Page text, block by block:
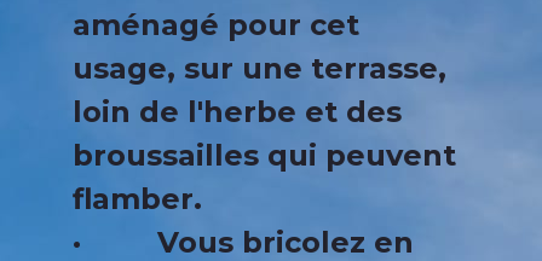
aménagé pour cet
usage, sur une terrasse,
loin de l'herbe et des
broussailles qui peuvent
flamber.
· Vous bricolez en